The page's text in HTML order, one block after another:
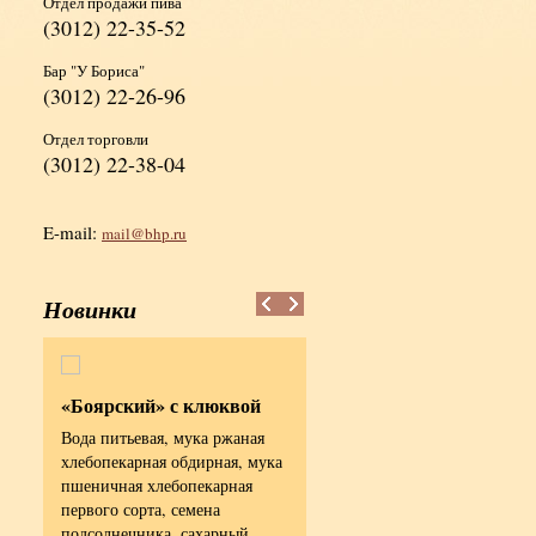
(3012) 22-35-52
Бар "У Бориса"
(3012) 22-26-96
Отдел торговли
(3012) 22-38-04
E-mail: mail@bhp.ru
Новинки
«Боярский» с клюквой
Вода питьевая, мука ржаная
хлебопекарная обдирная, мука
пшеничная хлебопекарная
первого сорта, семена